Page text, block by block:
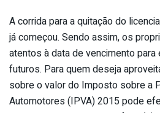
A corrida para a quitação do
já começou. Sendo assim, os
atentos à data de vencimento
futuros. Para quem deseja
sobre o valor do Imposto sobre a
Automotores (IPVA) 2015 pode